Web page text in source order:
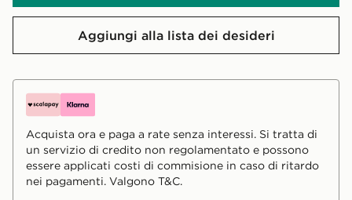
Aggiungi alla lista dei desideri
Acquista ora e paga a rate senza interessi. Si tratta di
un servizio di credito non regolamentato e possono
essere applicati costi di commisione in caso di ritardo
nei pagamenti. Valgono T&C.